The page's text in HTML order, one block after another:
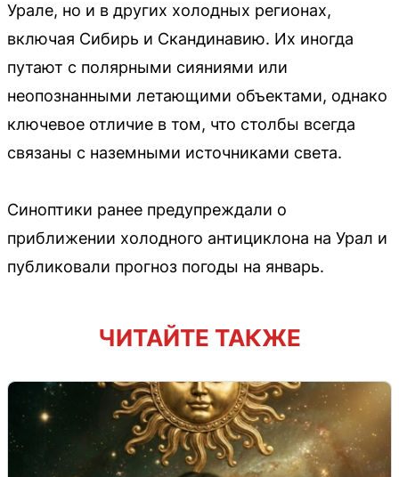
Урале, но и в других холодных регионах,
включая Сибирь и Скандинавию. Их иногда
путают с полярными сияниями или
неопознанными летающими объектами, однако
ключевое отличие в том, что столбы всегда
связаны с наземными источниками света.
Синоптики ранее предупреждали о
приближении холодного антициклона на Урал и
публиковали прогноз погоды на январь.
ЧИТАЙТЕ ТАКЖЕ